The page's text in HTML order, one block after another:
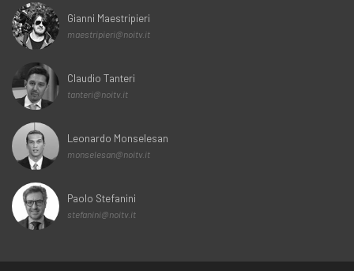
Gianni Maestripieri
maestripieri@noitv.it
Claudio Tanteri
tanteri@noitv.it
Leonardo Monselesan
monselesan@noitv.it
Paolo Stefanini
stefanini@noitv.it